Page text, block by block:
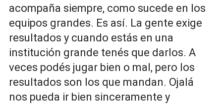
acompaña siempre, como sucede en los
equipos grandes. Es así. La gente exige
resultados y cuando estás en una
institución grande tenés que darlos. A
veces podés jugar bien o mal, pero los
resultados son los que mandan. Ojalá
nos pueda ir bien sinceramente y